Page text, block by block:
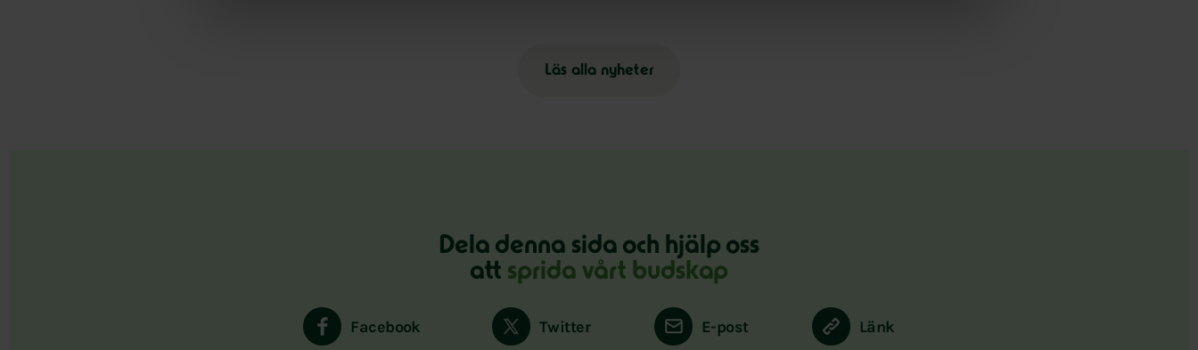
Läs alla nyheter
Dela denna sida och hjälp oss
att sprida vårt budskap
Facebook Twitter E-post Länk